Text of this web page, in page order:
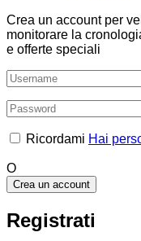
Crea un account per
monitorare la
e offerte speciali
Ricordami Hai
O
Crea un account
Registrati